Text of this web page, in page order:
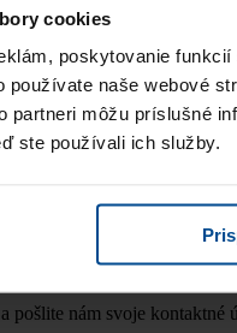
cookies
poskytovanie
používate naše webové
partneri môžu príslušné
ste používali ich služby.
oboznámil sozásadami
nám svoje